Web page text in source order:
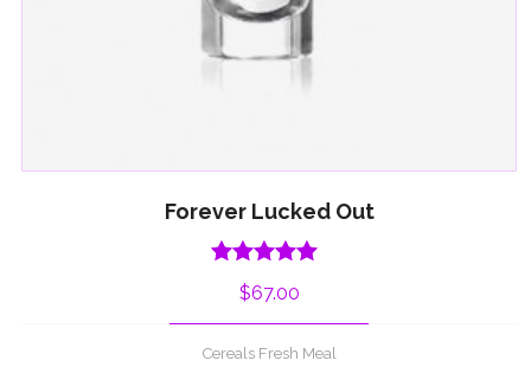
Forever Lucked Out
Rated
out of 5
$67.00
Cereals Fresh Meal